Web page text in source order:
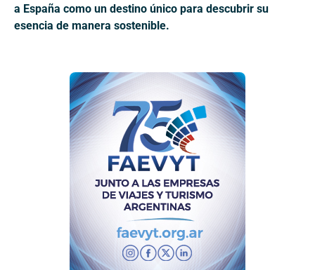
a España como un destino único para descubrir su
esencia de manera sostenible.